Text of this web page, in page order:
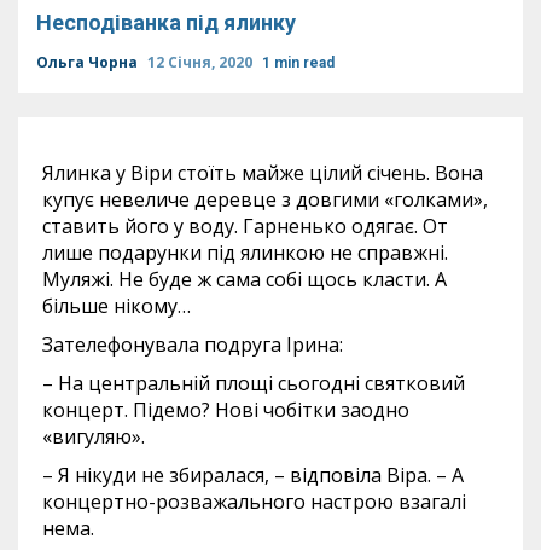
Несподіванка під ялинку
Ольга Чорна 12 Січня, 2020 1 min read
Ялинка у Віри стоїть майже цілий січень. Вона
купує невеличе деревце з довгими «голками»,
ставить його у воду. Гарненько одягає. От
лише подарунки під ялинкою не справжні.
Муляжі. Не буде ж сама собі щось класти. А
більше нікому…
Зателефонувала подруга Ірина:
– На центральній площі сьогодні святковий
концерт. Підемо? Нові чобітки заодно
«вигуляю».
– Я нікуди не збиралася, – відповіла Віра. – А
концертно-розважального настрою взагалі
нема.